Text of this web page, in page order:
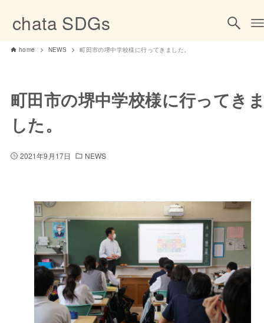
chata SDGs
home NEWS 町田市の堺中学校様に行ってきました。
町田市の堺中学校様に行ってき
した。
2021年9月17日 NEWS